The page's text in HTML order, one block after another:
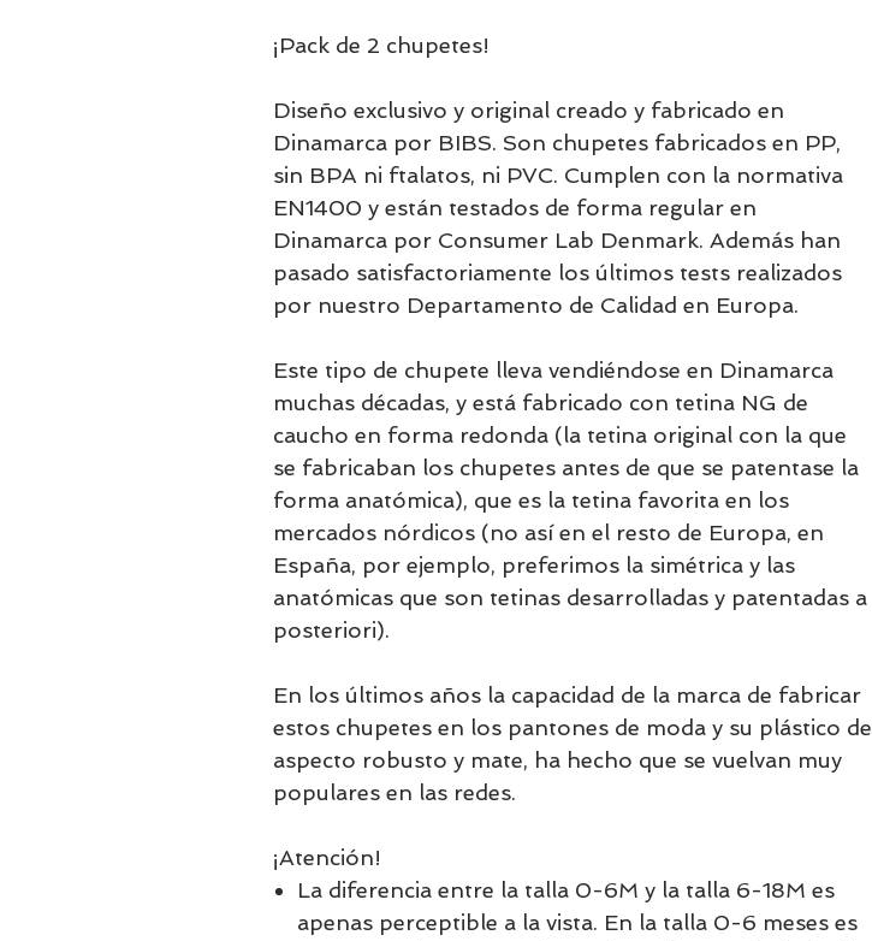
¡Pack de 2 chupetes!
Diseño exclusivo y original creado y fabricado en
Dinamarca por BIBS. Son chupetes fabricados en PP,
sin BPA ni ftalatos, ni PVC. Cumplen con la normativa
EN1400 y están testados de forma regular en
Dinamarca por Consumer Lab Denmark. Además han
pasado satisfactoriamente los últimos tests realizados
por nuestro Departamento de Calidad en Europa.
Este tipo de chupete lleva vendiéndose en Dinamarca
muchas décadas, y está fabricado con tetina NG de
caucho en forma redonda (la tetina original con la que
se fabricaban los chupetes antes de que se patentase la
forma anatómica), que es la tetina favorita en los
mercados nórdicos (no así en el resto de Europa, en
España, por ejemplo, preferimos la simétrica y las
anatómicas que son tetinas desarrolladas y patentadas a
posteriori).
En los últimos años la capacidad de la marca de fabricar
estos chupetes en los pantones de moda y su plástico de
aspecto robusto y mate, ha hecho que se vuelvan muy
populares en las redes.
¡Atención!
La diferencia entre la talla 0-6M y la talla 6-18M es
apenas perceptible a la vista. En la talla 0-6 meses es